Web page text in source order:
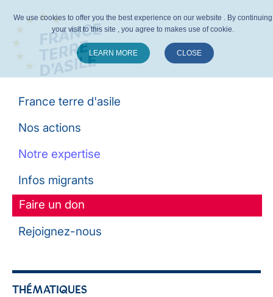
France terre d'asile
Nos actions
Notre expertise
Infos migrants
Faire un don
Rejoignez-nous
THÉMATIQUES
We use cookies to offer you the best experience on our website . By continuing
your visit to this site , you agree to makes use of cookie.
LEARN MORE CLOSE